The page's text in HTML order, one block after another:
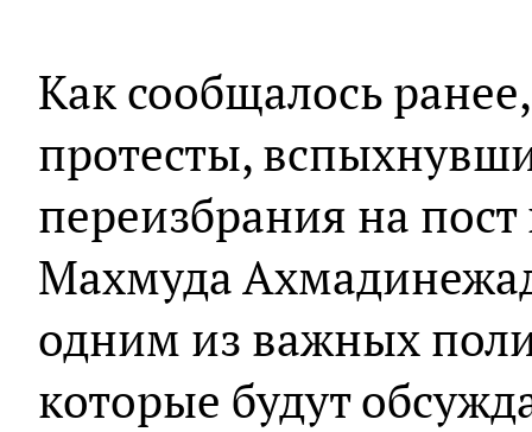
Как сообщалось
протесты,
переизбрания на
Махмуда
одним из важных
которые будут